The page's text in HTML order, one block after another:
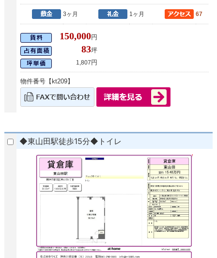
3ヶ月 1ヶ月 67
150,000円
83坪
1,807円
物件番号【kt209】
◆東山田駅徒歩15分◆トイレ